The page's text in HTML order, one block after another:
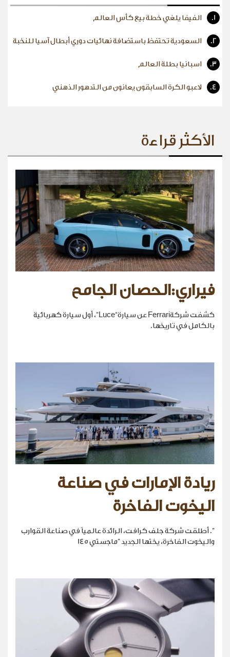
1. الفيفا يلغي خطة بيع كأس العالم
2. السعودية تحتفظ باستضافة نهائيات دوري أبطال آسيا للنخبة
3. اسبانيا بطلة العالم
4. لاعبو الكرة السابقون يعانون من التدهور الذهني
الأكثر قراءة
فيراري:الحصان الجامح
كشفت شركةFerrari عن سيارة“Luce”، أول سيارة كهربائية
بالكامل في تاريخها.
ريادة الإمارات في صناعة
اليخوت الفاخرة
". أطلقت شركة جلف كرافت، الرائدة عالمياً في صناعة القوارب
واليخوت الفاخرة، يختها الجديد "ماجستي 145